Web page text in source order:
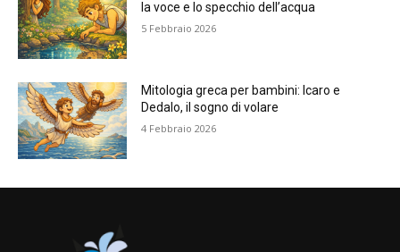
la voce e lo specchio dell’acqua
5 Febbraio 2026
Mitologia greca per bambini: Icaro e
Dedalo, il sogno di volare
4 Febbraio 2026